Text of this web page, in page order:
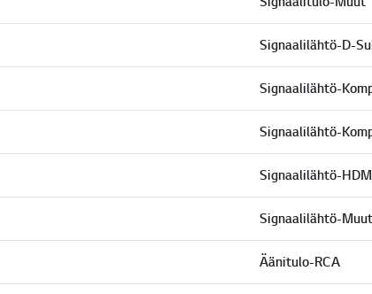
Signaalilähtö-D-
Signaalilähtö-
Signaalilähtö-
Signaalilähtö-
Signaalilähtö-Muut
Äänitulo-RCA